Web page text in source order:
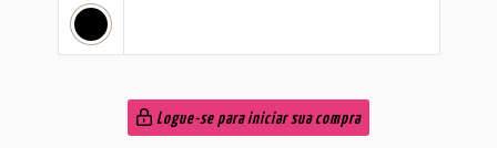
Logue-se para iniciar sua compra